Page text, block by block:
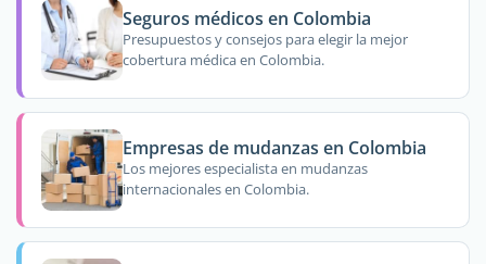
Seguros médicos en Colombia
Presupuestos y consejos para elegir la mejor
cobertura médica en Colombia.
Empresas de mudanzas en Colombia
Los mejores especialista en mudanzas
internacionales en Colombia.